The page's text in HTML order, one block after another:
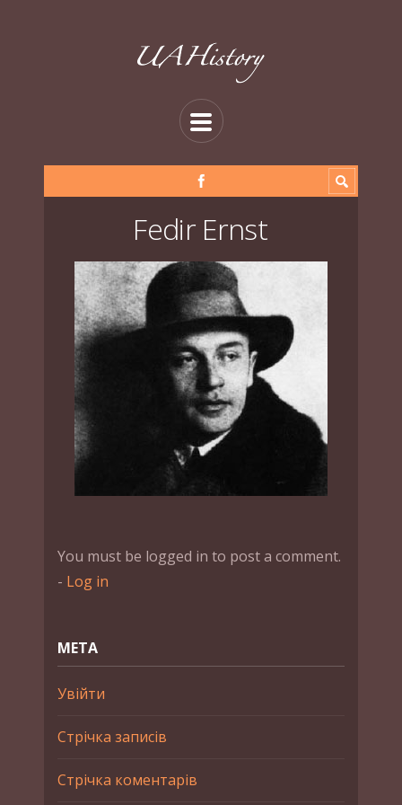
Fedir Ernst
You must be logged in to post a comment.
- Log in
МЕТА
Увійти
Стрічка записів
Стрічка коментарів